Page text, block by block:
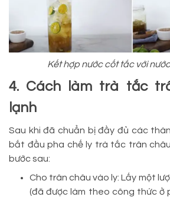
Kết hợp nước cốt tắc với
4. Cách làm trà tắc
lạnh
Sau khi đã chuẩn bị đầy đủ các
bắt đầu pha chế ly trà tắc trân
bước sau:
Cho trân châu vào ly: Lấy một
(đã được làm theo công thức ở